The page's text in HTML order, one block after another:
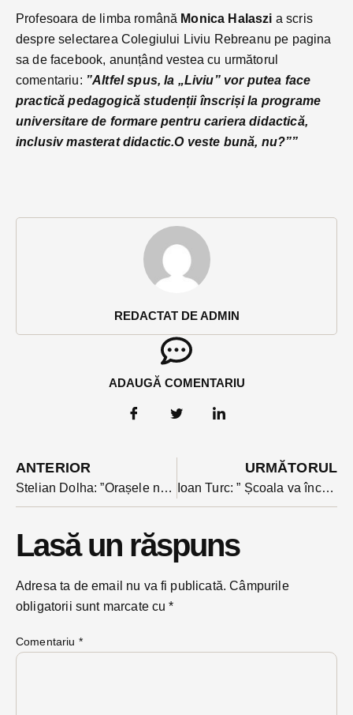
REDACTAT DE ADMIN
ADAUGĂ COMENTARIU
Profesoara de limba română Monica Halaszi a scris
despre selectarea Colegiului Liviu Rebreanu pe pagina
sa de facebook, anunțând vestea cu următorul
comentariu: ”Altfel spus, la „Liviu” vor putea face
practică pedagogică studenții înscriși la programe
universitare de formare pentru cariera didactică,
inclusiv masterat didactic.O veste bună, nu?””
ANTERIOR
Stelian Dolha: ”Orașele noastre au nevoie de strategii economice care să le pună în valoare atuurile. Ce spune de dezvoltarea Năsăudului
URMĂTORUL
Ioan Turc: ” Școala va începe cu microbuz școlar și pentru locuitorii din Târpiu”.Ce intenționează să facă liderul liberal(PE)
Lasă un răspuns
Adresa ta de email nu va fi publicată. Câmpurile
obligatorii sunt marcate cu*
Comentariu *